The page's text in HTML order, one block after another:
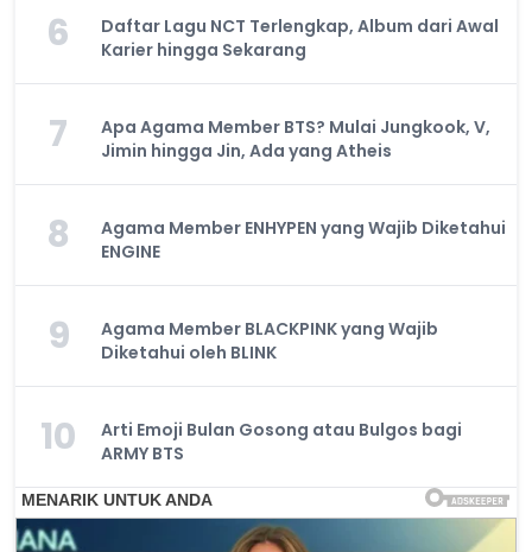
6
Daftar Lagu NCT Terlengkap, Album dari Awal
Karier hingga Sekarang
7
Apa Agama Member BTS? Mulai Jungkook, V,
Jimin hingga Jin, Ada yang Atheis
8
Agama Member ENHYPEN yang Wajib Diketahui
ENGINE
9
Agama Member BLACKPINK yang Wajib
Diketahui oleh BLINK
10
Arti Emoji Bulan Gosong atau Bulgos bagi
ARMY BTS